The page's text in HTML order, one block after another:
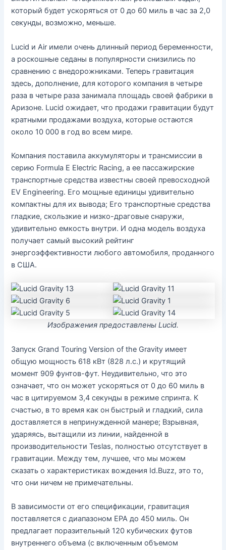
который будет ускоряться от 0 до 60 миль в час за 2,0
секунды, возможно, меньше.
Lucid и Air имели очень длинный период беременности,
а роскошные седаны в популярности снизились по
сравнению с внедорожниками. Теперь гравитация
здесь, дополнение, для которого компания в четыре
раза в четыре раза занимала площадь своей фабрики в
Аризоне. Lucid ожидает, что продажи гравитации будут
кратными продажами воздуха, которые остаются
около 10 000 в год во всем мире.
Компания поставила аккумуляторы и трансмиссии в
серию Formula E Electric Racing, а ее пассажирские
транспортные средства известны своей превосходной
EV Engineering. Его мощные единицы удивительно
компактны для их вывода; Его транспортные средства
гладкие, скользкие и низко-драговые снаружи,
удивительно емкость внутри. И одна модель воздуха
получает самый высокий рейтинг
энергоэффективности любого автомобиля, проданного
в США.
Изображения предоставлены Lucid.
Запуск Grand Touring Version of the Gravity имеет
общую мощность 618 кВт (828 л.с.) и крутящий
момент 909 фунтов-фут. Неудивительно, что это
означает, что он может ускоряться от 0 до 60 миль в
час в цитируемом 3,4 секунды в режиме спринта. К
счастью, в то время как он быстрый и гладкий, сила
доставляется в непринужденной манере; Взрывная,
ударяясь, вытащили из линии, найденной в
производительности Teslas, полностью отсутствует в
гравитации. Между тем, лучшее, что мы можем
сказать о характеристиках вождения Id.Buzz, это то,
что они ничем не примечательны.
В зависимости от его спецификации, гравитация
поставляется с диапазоном EPA до 450 миль. Он
предлагает поразительный 120 кубических футов
внутреннего объема (с включенным объемом